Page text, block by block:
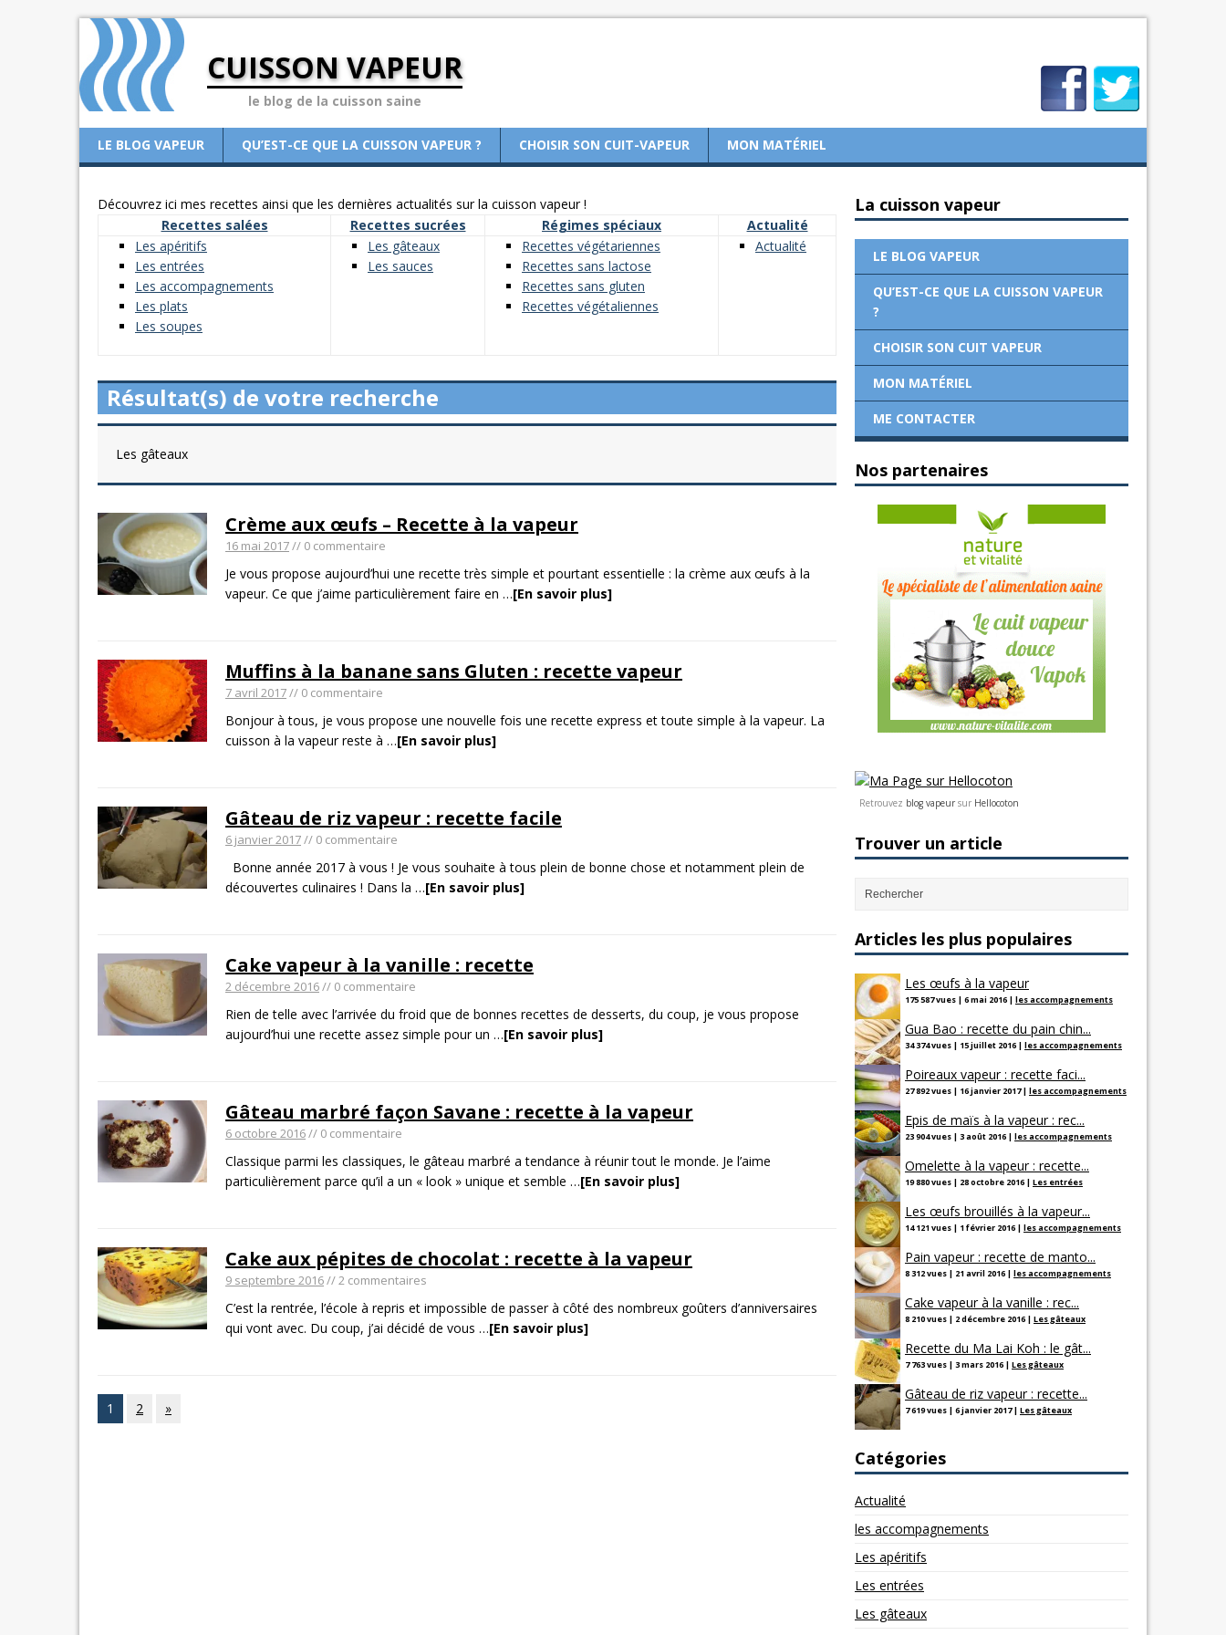
CUISSON VAPEUR
le blog de la cuisson saine
LE BLOG VAPEUR QU’EST-CE QUE LA CUISSON VAPEUR ? CHOISIR SON CUIT-VAPEUR MON MATÉRIEL
Découvrez ici mes recettes ainsi que les dernières actualités sur la cuisson vapeur !
Recettes salées
Recettes sucrées Régimes spéciaux
Actualité
Les apéritifs
Les entrées
Les accompagnements
Les plats
Les soupes
Les gâteaux
Les sauces
Recettes végétariennes
Recettes sans lactose
Recettes sans gluten
Recettes végétaliennes
Actualité
Résultat(s) de votre recherche
Les gâteaux
Crème aux œufs – Recette à la vapeur
16 mai 2017// 0 commentaire
Je vous propose aujourd’hui une recette très simple et pourtant essentielle : la crème aux œufs à la
vapeur. Ce que j’aime particulièrement faire en …[En savoir plus]
Muffins à la banane sans Gluten : recette vapeur
7 avril 2017// 0 commentaire
Bonjour à tous, je vous propose une nouvelle fois une recette express et toute simple à la vapeur. La
cuisson à la vapeur reste à …[En savoir plus]
Gâteau de riz vapeur : recette facile
6 janvier 2017// 0 commentaire
Bonne année 2017 à vous ! Je vous souhaite à tous plein de bonne chose et notamment plein de
découvertes culinaires ! Dans la …[En savoir plus]
Cake vapeur à la vanille : recette
2 décembre 2016// 0 commentaire
Rien de telle avec l’arrivée du froid que de bonnes recettes de desserts, du coup, je vous propose
aujourd’hui une recette assez simple pour un …[En savoir plus]
Gâteau marbré façon Savane : recette à la vapeur
6 octobre 2016// 0 commentaire
Classique parmi les classiques, le gâteau marbré a tendance à réunir tout le monde. Je l’aime
particulièrement parce qu’il a un « look » unique et semble …[En savoir plus]
Cake aux pépites de chocolat : recette à la vapeur
9 septembre 2016// 2 commentaires
C’est la rentrée, l’école à repris et impossible de passer à côté des nombreux goûters d’anniversaires
qui vont avec. Du coup, j’ai décidé de vous …[En savoir plus]
1 2 »
La cuisson vapeur
LE BLOG VAPEUR
QU’EST-CE QUE LA CUISSON VAPEUR
?
CHOISIR SON CUIT VAPEUR
MON MATÉRIEL
ME CONTACTER
Nos partenaires
Retrouvez blog vapeur sur Hellocoton
Trouver un article
Articles les plus populaires
Les œufs à la vapeur
175 587 vues | 6 mai 2016 | les accompagnements
Gua Bao : recette du pain chin...
34 374 vues | 15 juillet 2016 | les accompagnements
Poireaux vapeur : recette faci...
27 892 vues | 16 janvier 2017| les accompagnements
Epis de maïs à la vapeur : rec...
23 904 vues | 3 août 2016 | les accompagnements
Omelette à la vapeur : recette...
19 880 vues | 28 octobre 2016 | Les entrées
Les œufs brouillés à la vapeur...
14 121 vues | 1 février 2016 | les accompagnements
Pain vapeur : recette de manto...
8 312 vues | 21 avril 2016 | les accompagnements
Cake vapeur à la vanille : rec...
8 210 vues | 2 décembre 2016 | Les gâteaux
Recette du Ma Lai Koh : le gât...
7 763 vues | 3 mars 2016 | Les gâteaux
Gâteau de riz vapeur : recette...
7 619 vues | 6 janvier 2017| Les gâteaux
Catégories
Actualité
les accompagnements
Les apéritifs
Les entrées
Les gâteaux